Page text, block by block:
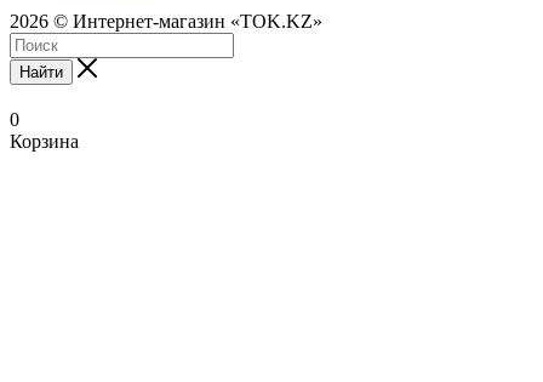
2026 © Интернет-магазин «TOK.KZ»
Найти
0
Корзина